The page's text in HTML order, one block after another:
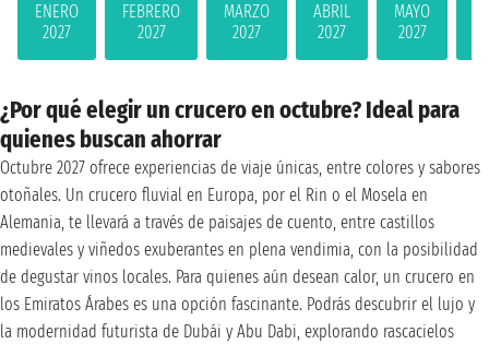
ENERO
2027
FEBRERO
2027
MARZO
2027
ABRIL
2027
MAYO
2027
¿Por qué elegir un crucero en octubre? Ideal para
quienes buscan ahorrar
Octubre 2027 ofrece experiencias de viaje únicas, entre colores y sabores
otoñales. Un crucero fluvial en Europa, por el Rin o el Mosela en
Alemania, te llevará a través de paisajes de cuento, entre castillos
medievales y viñedos exuberantes en plena vendimia, con la posibilidad
de degustar vinos locales. Para quienes aún desean calor, un crucero en
los Emiratos Árabes es una opción fascinante. Podrás descubrir el lujo y
la modernidad futurista de Dubái y Abu Dabi, explorando rascacielos